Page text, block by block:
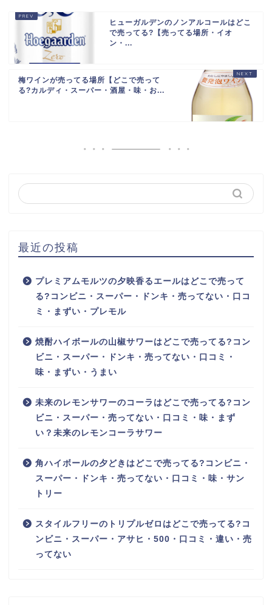
ヒューガルデンのノンアルコールはどこ
で売ってる?【売ってる場所・イオ
ン・...
梅ワインが売ってる場所【どこで売って
る?カルディ・スーパー・酒屋・味・お...
最近の投稿
プレミアムモルツの夕映香るエールはどこで売って
る?コンビニ・スーパー・ドンキ・売ってない・口コ
ミ・まずい・プレモル
焼酎ハイボールの山椒サワーはどこで売ってる?コン
ビニ・スーパー・ドンキ・売ってない・口コミ・
味・まずい・うまい
未来のレモンサワーのコーラはどこで売ってる?コン
ビニ・スーパー・売ってない・口コミ・味・まず
い？未来のレモンコーラサワー
角ハイボールの夕どきはどこで売ってる?コンビニ・
スーパー・ドンキ・売ってない・口コミ・味・サン
トリー
スタイルフリーのトリプルゼロはどこで売ってる?コ
ンビニ・スーパー・アサヒ・500・口コミ・違い・売
ってない